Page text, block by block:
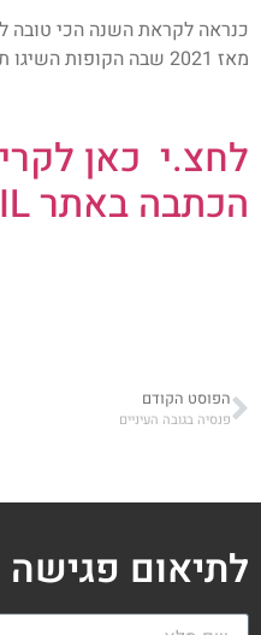
כנראה לקראת השנה הכי טובה
מאז 2021 שבה הקופות השיגו תשואה שנתית של….
לחצ.י כאן
הכתבה באתר FUNDER.CO.IL
הפוסט הקודם
פנסיה בגובה העיניים
לתיאום פגישה